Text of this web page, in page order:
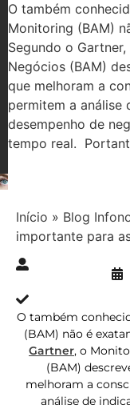
O também
Monitoring (BAM)
Segundo o
Negócios (BAM)
que melhoram a
permitem a análise
desempenho de
tempo real.
Início » Blog
importante para
O também
(BAM) não é
Gartner, o
(BAM)
melhoram a
análise de